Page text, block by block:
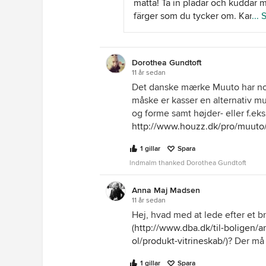
det är mycket billigare att
själv på de ytor som inte måste
fuktsäkrade!! Ska snart själv
mitt gamla vita mot grått
fiskbensmönstrat. Personligen
jag allt kakel inspirerat av
men tror inte på det på alltför
ytor (förrutom golv). Det kan helt
enkelt bli för mycket av det
matta! Ta in plädar och kuddar
färger som du tycker om. Kan
soffbordet i samma färg som
golvlampa som är lite mer lik den.
Tror inte du behöver måla om
väggarna, du är mer fri att leka
färgerna på kuddar och plädar
...
Dorothea Gundtoft
11 år sedan
Det danske mærke Muuto har
måske er kasser en alternativ
og forme samt højder- eller
http://www.houzz.dk/pro/
1 gillar
Spara
lndmalm thanked Dorothea Gundtoft
Anna Maj Madsen
11 år sedan
Hej, hvad med at lede efter et
(http://www.dba.dk/til-boligen/
ol/produkt-vitrineskab/)? Der
1 gillar
Spara